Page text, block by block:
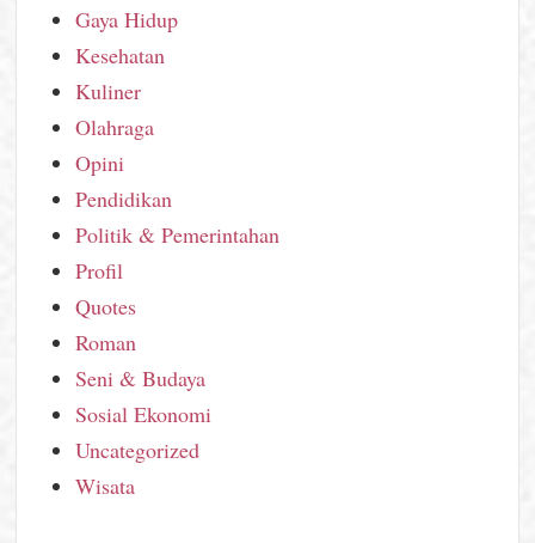
Gaya Hidup
Kesehatan
Kuliner
Olahraga
Opini
Pendidikan
Politik & Pemerintahan
Profil
Quotes
Roman
Seni & Budaya
Sosial Ekonomi
Uncategorized
Wisata